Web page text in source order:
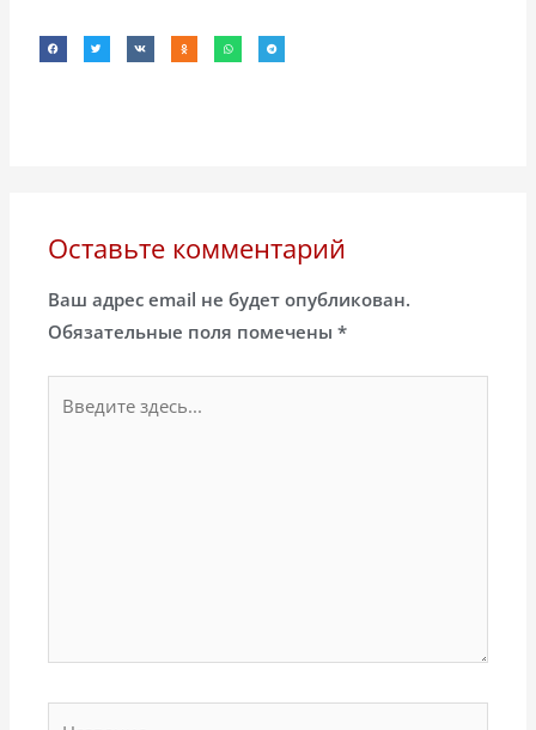
Оставьте комментарий
Ваш адрес email не будет опубликован.
Обязательные поля помечены*
здесь...